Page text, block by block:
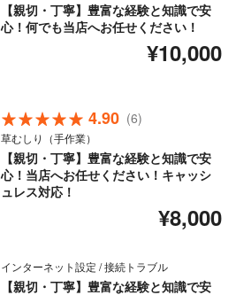
【親切・丁寧】豊富な経験と知識で安
心！何でも当店へお任せください！
¥10,000
4.90 (6)
草むしり（手作業）
【親切・丁寧】豊富な経験と知識で安
心！当店へお任せください！キャッシ
ュレス対応！
¥8,000
インターネット設定 / 接続トラブル
【親切・丁寧】豊富な経験と知識で安